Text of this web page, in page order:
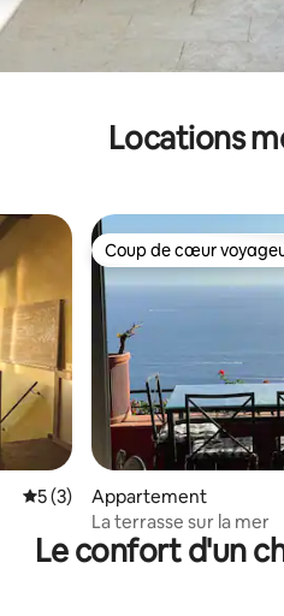
Locations
Évaluation moyenne sur la
5 (3)
Coup de cœur
Coup de cœur
Appartement
La terrasse sur la mer
Le confort d'un